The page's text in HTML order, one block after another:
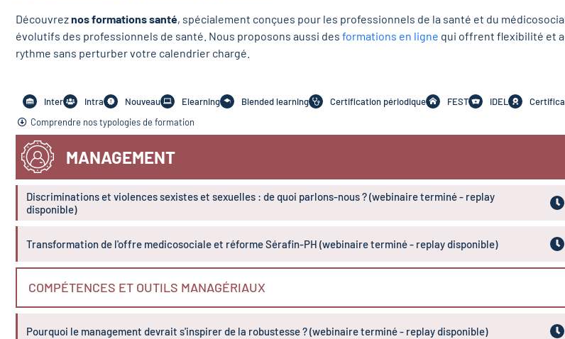
Découvreznos formations santé, spécialement conçues pour les professionnels de la santé et du
évolutifs des professionnels de santé. Nous proposons aussi des formations en ligne qui offrent flexibilité et
rythme sans perturber votre calendrier chargé.
Inter Intra Nouveau Elearning Blended learning Certification périodique FEST IDEL
Comprendre nos typologies de formation
MANAGEMENT
Discriminations et violences sexistes et sexuelles : de quoi parlons-nous ? (webinaire terminé - replay
disponible)
Transformation de l'offre medicosociale et réforme Sérafin-PH (webinaire terminé - replay disponible)
COMPÉTENCES ET OUTILS MANAGÉRIAUX
Pourquoi le management devrait s'inspirer de la robustesse ? (webinaire terminé - replay disponible)